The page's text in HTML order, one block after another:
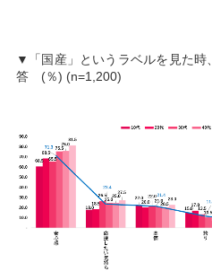
▼「国産」というラベルを見た
答 (％) (n=1,200)